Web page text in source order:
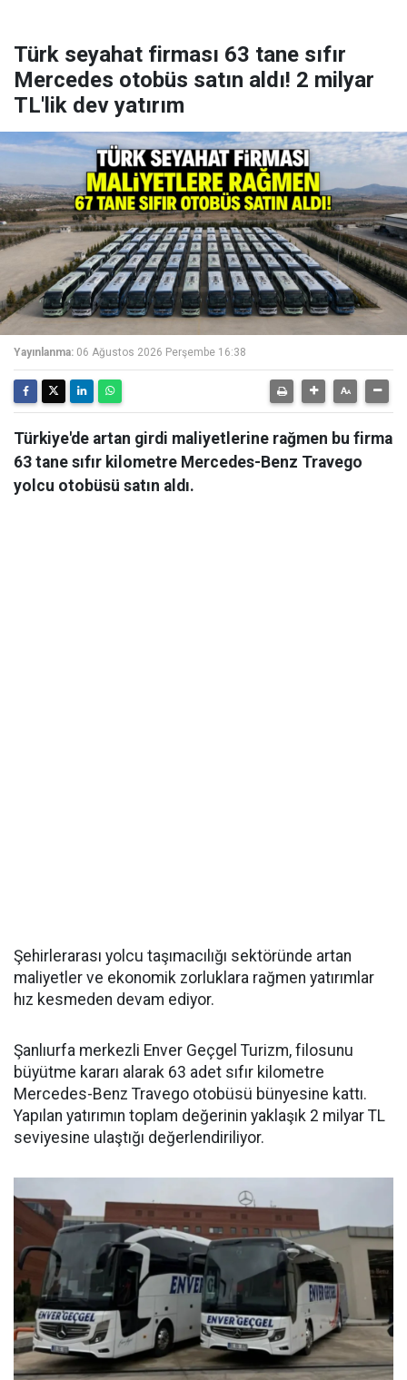
Türk seyahat firması 63 tane sıfır
Mercedes otobüs satın aldı! 2 milyar
TL'lik dev yatırım
Yayınlanma: 06 Ağustos 2026 Perşembe 16:38
Türkiye'de artan girdi maliyetlerine rağmen bu firma
63 tane sıfır kilometre Mercedes-Benz Travego
yolcu otobüsü satın aldı.
Şehirlerarası yolcu taşımacılığı sektöründe artan
maliyetler ve ekonomik zorluklara rağmen yatırımlar
hız kesmeden devam ediyor.
Şanlıurfa merkezli Enver Geçgel Turizm, filosunu
büyütme kararı alarak 63 adet sıfır kilometre
Mercedes-Benz Travego otobüsü bünyesine kattı.
Yapılan yatırımın toplam değerinin yaklaşık 2 milyar TL
seviyesine ulaştığı değerlendiriliyor.